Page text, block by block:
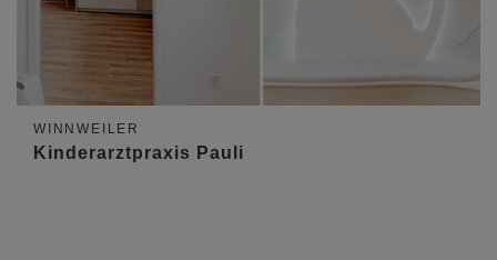
WINNWEILER
Kinderarztpraxis Pauli